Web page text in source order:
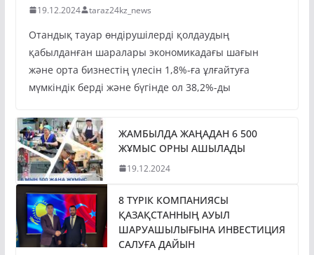
19.12.2024 taraz24kz_news
Отандық тауар өндірушілерді қолдаудың
қабылданған шаралары экономикадағы шағын
және орта бизнестің үлесін 1,8%-ға ұлғайтуға
мүмкіндік берді және бүгінде ол 38,2%-ды
ЖАМБЫЛДА ЖАҢАДАН 6 500
ЖҰМЫС ОРНЫ АШЫЛАДЫ
19.12.2024
8 ТҮРІК КОМПАНИЯСЫ
ҚАЗАҚСТАННЫҢ АУЫЛ
ШАРУАШЫЛЫҒЫНА ИНВЕСТИЦИЯ
САЛУҒА ДАЙЫН